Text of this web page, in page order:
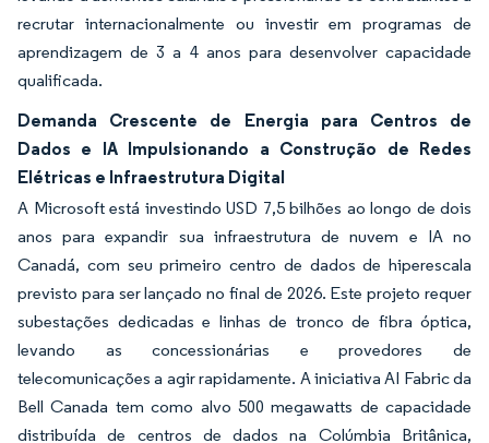
recrutar internacionalmente ou investir em programas de
aprendizagem de 3 a 4 anos para desenvolver capacidade
qualificada.
Demanda Crescente de Energia para Centros de
Dados e IA Impulsionando a Construção de Redes
Elétricas e Infraestrutura Digital
A Microsoft está investindo USD 7,5 bilhões ao longo de dois
anos para expandir sua infraestrutura de nuvem e IA no
Canadá, com seu primeiro centro de dados de hiperescala
previsto para ser lançado no final de 2026. Este projeto requer
subestações dedicadas e linhas de tronco de fibra óptica,
levando as concessionárias e provedores de
telecomunicações a agir rapidamente. A iniciativa AI Fabric da
Bell Canada tem como alvo 500 megawatts de capacidade
distribuída de centros de dados na Colúmbia Britânica,